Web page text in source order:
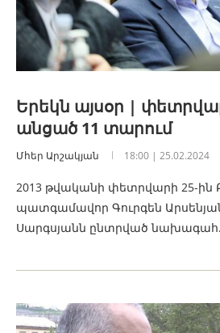
Երեկն այսօր |
անցած 11 տարում
Մհեր Արշակյան 18:00 | 25.02.2024
2013 թվականի փետրվարի 25-ին
պատգամավոր Գուրգեն
Սարգսյանն ընտրված